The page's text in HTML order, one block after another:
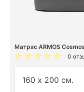
Матрас ARMOS
0